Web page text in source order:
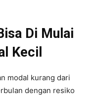
Di Mulai
Kecil
modal kurang dari
dengan resiko